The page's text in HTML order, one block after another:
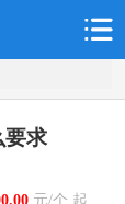
要求
元/个 起